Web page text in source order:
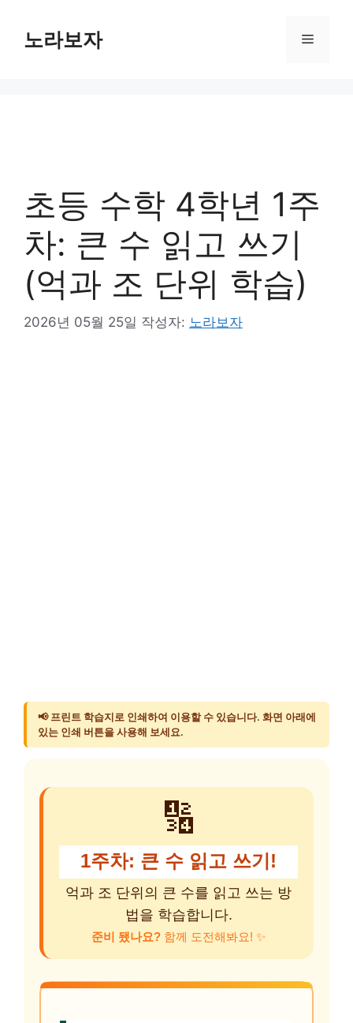
노라보자 메
초등 수학 4학년 1주
차: 큰 수 읽고 쓰기
(억과 조 단위 학습)
2026년 05월 25일 작성자: 노라보자
📢 프린트 학습지로 인쇄하여 이용할 수 있습니다. 화면 아래에
있는 인쇄 버튼을 사용해 보세요.
🔢
1주차: 큰 수 읽고 쓰기!
억과 조 단위의 큰 수를 읽고 쓰는 방
법을 학습합니다.
준비 됐나요? 함께 도전해봐요! ✨